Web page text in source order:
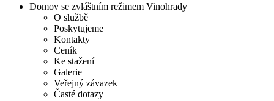
Domov se zvláštním režimem Vinohrady
O službě
Poskytujeme
Kontakty
Ceník
Ke stažení
Galerie
Veřejný závazek
Časté dotazy